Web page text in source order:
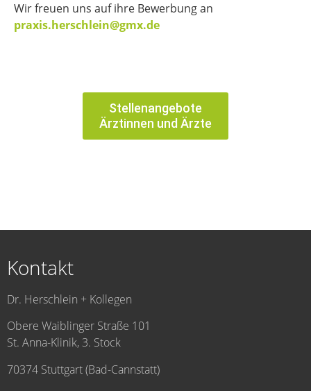
Wir freuen uns auf ihre Bewerbung an
praxis.herschlein@gmx.de
Stellenangebote
Ärztinnen und Ärzte
Kontakt
Dr. Herschlein + Kollegen
Obere Waiblinger Straße 101
St. Anna-Klinik, 3. Stock
70374 Stuttgart (Bad-Cannstatt)